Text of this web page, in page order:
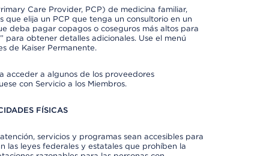
Care Provider, PCP) de medicina familiar,
que elija un PCP que tenga un consultorio en un
deba pagar copagos o coseguros más altos para
para obtener detalles adicionales. Use el menú
de Kaiser Permanente.
acceder a algunos de los proveedores
con Servicio a los Miembros.
FÍSICAS
servicios y programas sean accesibles para
las leyes federales y estatales que prohíben la